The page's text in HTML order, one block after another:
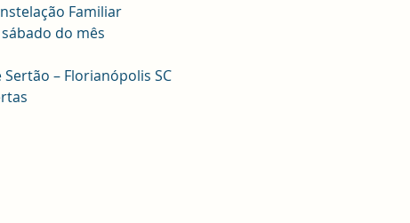
Familiar
do mês
Sertão – Florianópolis SC